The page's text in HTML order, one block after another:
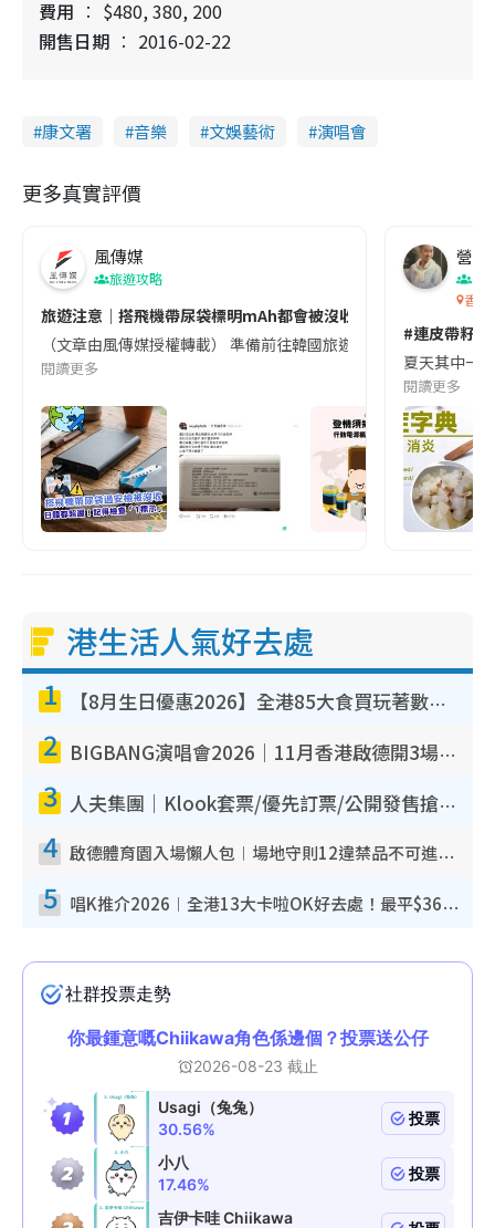
費用
$480, 380, 200
開售日期
2016-02-22
康文署 音樂 文娛藝術 演唱會
更多真實評價
風傳媒
旅遊攻略
旅遊注意｜搭飛機帶尿袋標明mAh都會被沒收😱出發前切記檢查
（文章由風傳媒授權轉載） 準備前往韓國旅遊的民眾，近期要
閱讀更多
營養
香港
#連皮帶籽
夏天其中一
閱讀更多
港生活人氣好去處
1 【8月生日優惠2026】全港85大食買玩著數攻略 自助餐/火鍋放題同行免費＋誠品/DONKI送現金券
2 BIGBANG演唱會2026｜11月香港啟德開3場！實名制VIP申請、優先購票攻略
3 人夫集團｜Klook套票/優先訂票/公開發售搶飛攻略！附票價.購票連結.場地座位表
4 啟德體育園入場懶人包︱場地守則12違禁品不可進場准帶細水樽但全場禁樽蓋！應援牌有限制！
5 唱K推介2026︱全港13大卡啦OK好去處！最平$36起 日文K都有！(附地址+收費詳情)